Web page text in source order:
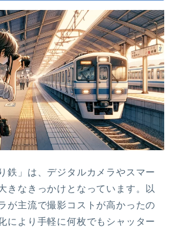
鉄」は、デジタルカメラやスマー
きなきっかけとなっています。以
が主流で撮影コストが高かったの
により手軽に何枚でもシャッター